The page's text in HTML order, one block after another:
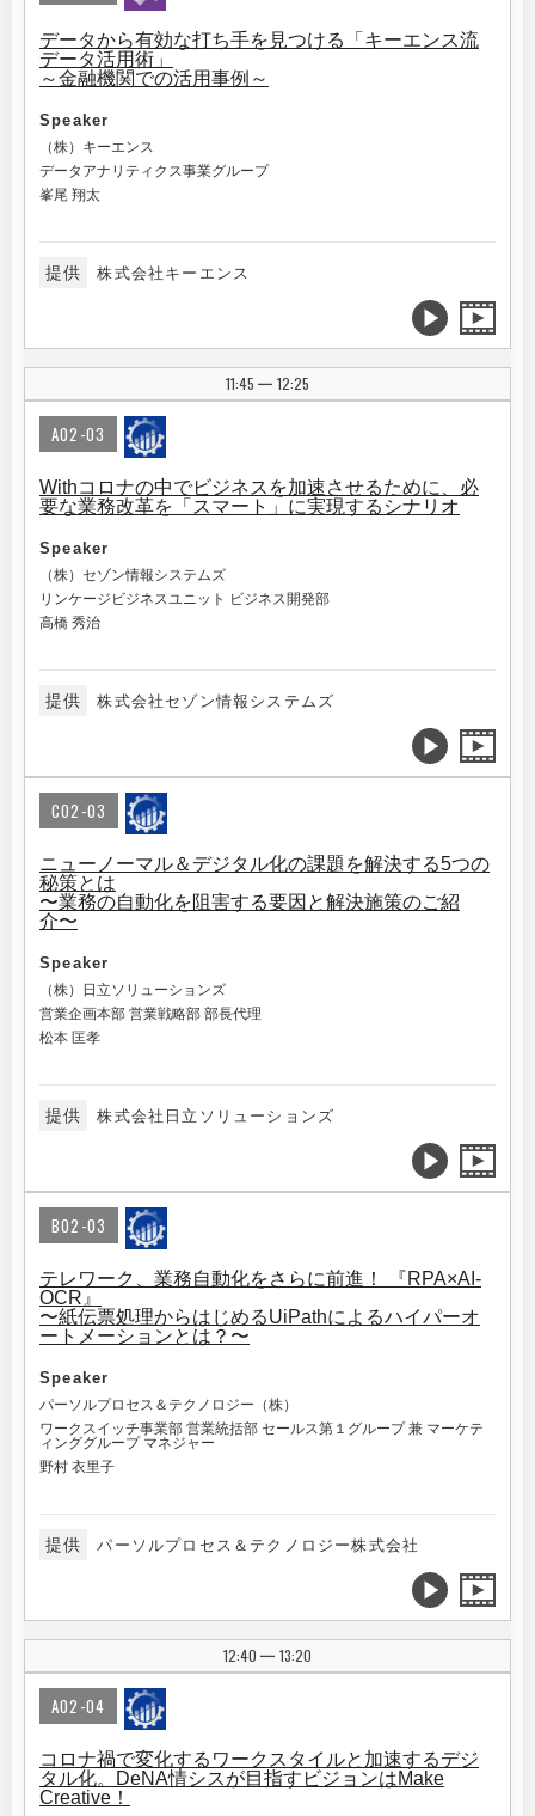
データから有効な打ち手を見つける「キーエンス流
データ活用術」
～金融機関での活用事例～
Speaker
（株）キーエンス
データアナリティクス事業グループ
峯尾 翔太
提供 株式会社キーエンス
11:45 | 12:25
A02-03
Withコロナの中でビジネスを加速させるために、必
要な業務改革を「スマート」に実現するシナリオ
Speaker
（株）セゾン情報システムズ
リンケージビジネスユニット ビジネス開発部
高橋 秀治
提供 株式会社セゾン情報システムズ
C02-03
ニューノーマル＆デジタル化の課題を解決する5つの
秘策とは
〜業務の自動化を阻害する要因と解決施策のご紹
介〜
Speaker
（株）日立ソリューションズ
営業企画本部 営業戦略部 部長代理
松本 匡孝
提供 株式会社日立ソリューションズ
B02-03
テレワーク、業務自動化をさらに前進！ 『RPA×AI-
OCR』
〜紙伝票処理からはじめるUiPathによるハイパーオ
ートメーションとは？〜
Speaker
パーソルプロセス＆テクノロジー（株）
ワークスイッチ事業部 営業統括部 セールス第１グループ 兼 マーケテ
ィンググループ マネジャー
野村 衣里子
提供 パーソルプロセス＆テクノロジー株式会社
12:40 | 13:20
A02-04
コロナ禍で変化するワークスタイルと加速するデジ
タル化。DeNA情シスが目指すビジョンはMake
Creative！